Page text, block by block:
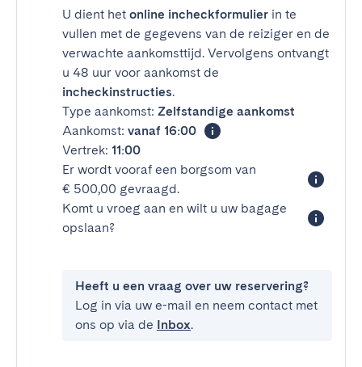
U dient het online incheckformulier in te
vullen met de gegevens van de reiziger en de
verwachte aankomsttijd. Vervolgens ontvangt
u 48 uur voor aankomst de
incheckinstructies.
Type aankomst: Zelfstandige aankomst
Aankomst: vanaf 16:00
Vertrek: 11:00
Er wordt vooraf een borgsom van
€ 500,00 gevraagd.
Komt u vroeg aan en wilt u uw bagage
opslaan?
Heeft u een vraag over uw reservering?
Log in via uw e-mail en neem contact met
ons op via de Inbox.